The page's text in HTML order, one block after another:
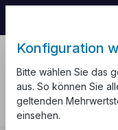
Konfiguration
Bitte wählen Sie das
aus. So können Sie
geltenden
einsehen.